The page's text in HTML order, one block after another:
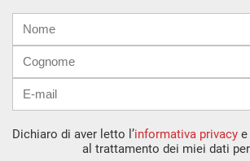
mail
Dichiaro di aver letto l’informativa privacy
al trattamento dei miei dati